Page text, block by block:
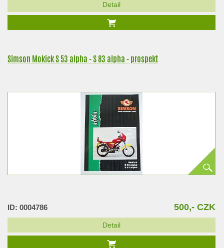
Detail
Simson Mokick S 53 alpha - S 83 alpha - prospekt
ID: 0004786 500,- CZK
Detail